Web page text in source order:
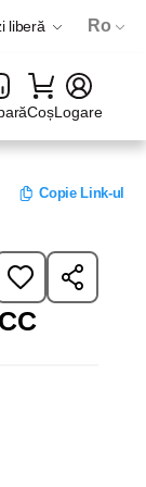
liberă Ro
CoșLogare
Copie Link-ul